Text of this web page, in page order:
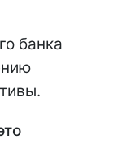
банка